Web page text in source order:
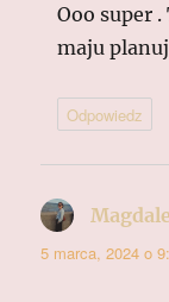
Ooo super
maju
Odpowiedz
5 marca, 2024 o